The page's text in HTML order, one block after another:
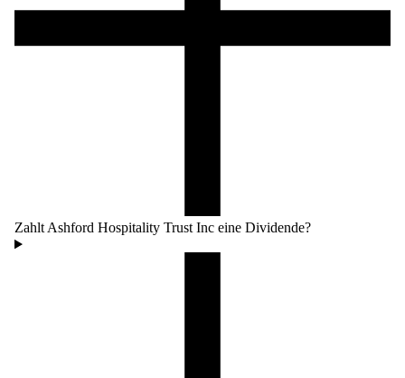
Zahlt Ashford Hospitality Trust Inc eine Dividende?